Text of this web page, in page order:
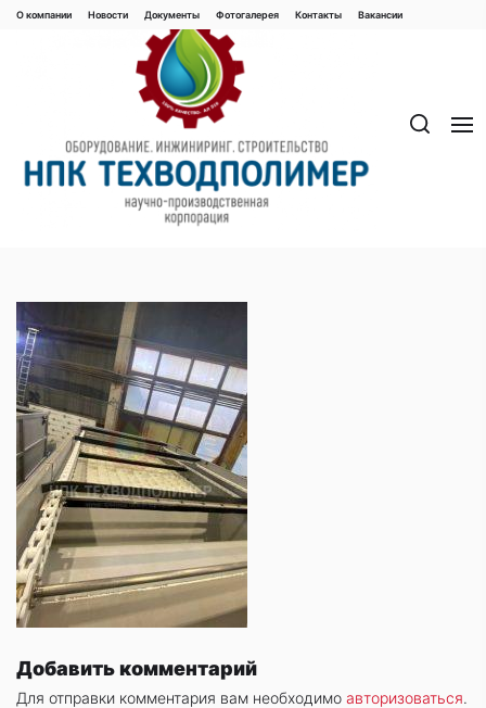
Перейти
Добавить комментарий
Для отправки комментария вам необходимо авторизоваться.
О компании Новости Документы Фотогалерея Контaкты Вакaнсии